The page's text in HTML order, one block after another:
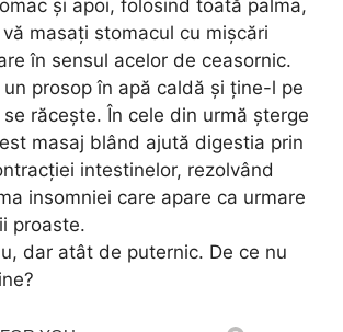
și apoi, folosind toată palma,
masați stomacul cu mișcări
în sensul acelor de ceasornic.
prosop în apă caldă și ține-l pe
răcește. În cele din urmă șterge
masaj blând ajută digestia prin
intestinelor, rezolvând
insomniei care apare ca urmare
proaste.
dar atât de puternic. De ce nu